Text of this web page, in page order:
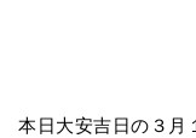
本日大安吉日の３月